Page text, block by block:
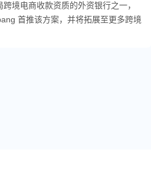
境电商收款资质的外资银行之一，
首推该方案，并将拓展至更多跨境